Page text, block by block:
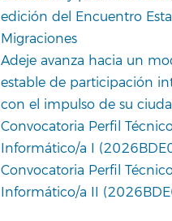
edición del Encuentro
Migraciones
Adeje avanza hacia un
estable de participación
con el impulso de su
Convocatoria Perfil
Informático/a I
Convocatoria Perfil
Informático/a II